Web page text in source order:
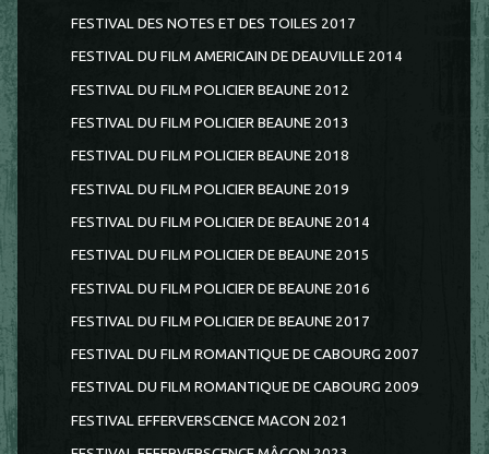
FESTIVAL DES NOTES ET DES TOILES 2017
FESTIVAL DU FILM AMERICAIN DE DEAUVILLE 2014
FESTIVAL DU FILM POLICIER BEAUNE 2012
FESTIVAL DU FILM POLICIER BEAUNE 2013
FESTIVAL DU FILM POLICIER BEAUNE 2018
FESTIVAL DU FILM POLICIER BEAUNE 2019
FESTIVAL DU FILM POLICIER DE BEAUNE 2014
FESTIVAL DU FILM POLICIER DE BEAUNE 2015
FESTIVAL DU FILM POLICIER DE BEAUNE 2016
FESTIVAL DU FILM POLICIER DE BEAUNE 2017
FESTIVAL DU FILM ROMANTIQUE DE CABOURG 2007
FESTIVAL DU FILM ROMANTIQUE DE CABOURG 2009
FESTIVAL EFFERVERSCENCE MACON 2021